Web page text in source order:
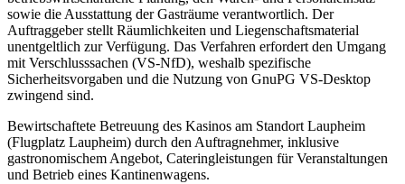
sowie die Ausstattung der Gasträume verantwortlich. Der
Auftraggeber stellt Räumlichkeiten und Liegenschaftsmaterial
unentgeltlich zur Verfügung. Das Verfahren erfordert den Umgang
mit Verschlusssachen (VS-NfD), weshalb spezifische
Sicherheitsvorgaben und die Nutzung von GnuPG VS-Desktop
zwingend sind.
Bewirtschaftete Betreuung des Kasinos am Standort Laupheim
(Flugplatz Laupheim) durch den Auftragnehmer, inklusive
gastronomischem Angebot, Cateringleistungen für Veranstaltungen
und Betrieb eines Kantinenwagens.